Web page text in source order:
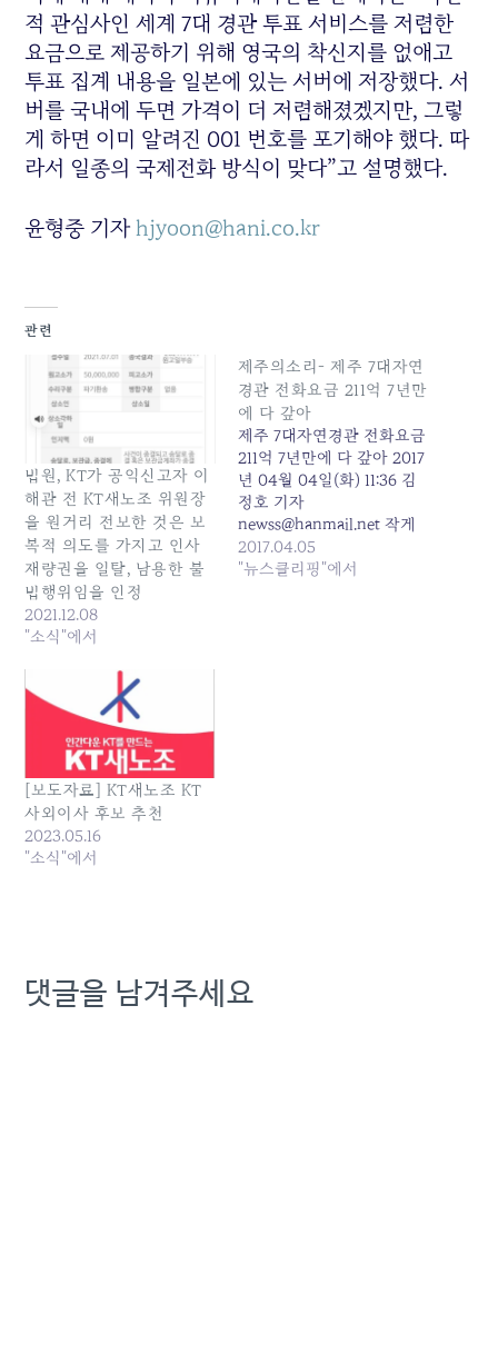
적 관심사인 세계 7대 경관 투표 서비스를 저렴한
요금으로 제공하기 위해 영국의 착신지를 없애고
투표 집계 내용을 일본에 있는 서버에 저장했다. 서
버를 국내에 두면 가격이 더 저렴해졌겠지만, 그렇
게 하면 이미 알려진 001 번호를 포기해야 했다. 따
라서 일종의 국제전화 방식이 맞다”고 설명했다.
윤형중 기자hjyoon@hani.co.kr
관련
법원, KT가 공익신고자 이
해관 전 KT새노조 위원장
을 원거리 전보한 것은 보
복적 의도를 가지고 인사
재량권을 일탈, 남용한 불
법행위임을 인정
2021.12.08
"소식"에서
제주의소리- 제주 7대자연
경관 전화요금 211억 7년만
에 다 갚아
제주 7대자연경관 전화요금
211억 7년만에 다 갚아 2017
년 04월 04일(화) 11:36 김
정호 기자
newss@hanmail.net 작게
크게 민선5기 행정전화 2
억통에 요금만 211억8600
2017.04.05
"뉴스클리핑"에서
[보도자료] KT새노조 KT
사외이사 후보 추천
2023.05.16
"소식"에서
댓글을 남겨주세요